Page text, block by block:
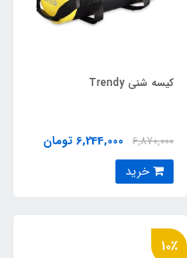
کيسه شني Trendy
6,870,000 6,244,000 تومان
10٪